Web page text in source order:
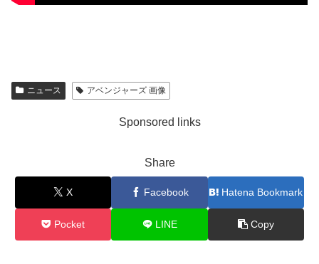
ニュース アベンジャーズ 画像
Sponsored links
Share
X Facebook Hatena Bookmark
Pocket LINE Copy